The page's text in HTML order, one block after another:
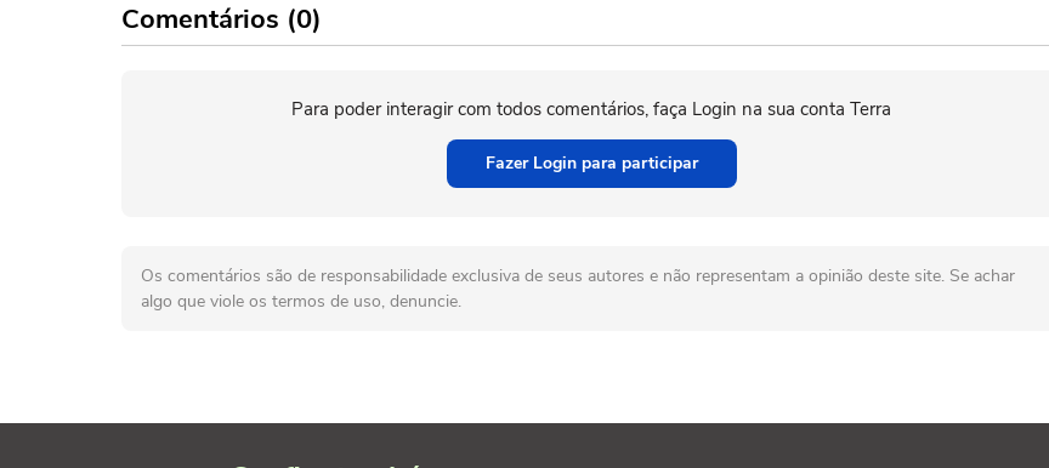
Comentários (0)
Para poder interagir com todos comentários, faça Login na sua conta Terra
Fazer Login para participar
Os comentários são de responsabilidade exclusiva de seus autores e não representam a opinião deste site. Se achar
algo que viole os termos de uso, denuncie.